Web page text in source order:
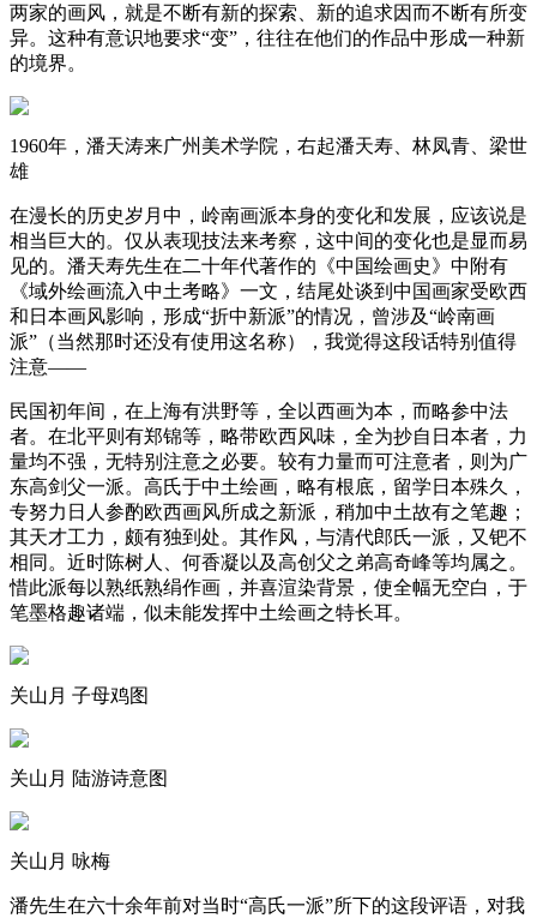
两家的画风，就是不断有新的探索、新的追求因而不断有所变
异。这种有意识地要求“变”，往往在他们的作品中形成一种新
的境界。
1960年，潘天涛来广州美术学院，右起潘天寿、林凤青、梁世
雄
在漫长的历史岁月中，岭南画派本身的变化和发展，应该说是
相当巨大的。仅从表现技法来考察，这中间的变化也是显而易
见的。潘天寿先生在二十年代著作的《中国绘画史》中附有
《域外绘画流入中土考略》一文，结尾处谈到中国画家受欧西
和日本画风影响，形成“折中新派”的情况，曾涉及“岭南画
派”（当然那时还没有使用这名称），我觉得这段话特别值得
注意——
民国初年间，在上海有洪野等，全以西画为本，而略参中法
者。在北平则有郑锦等，略带欧西风味，全为抄自日本者，力
量均不强，无特别注意之必要。较有力量而可注意者，则为广
东高剑父一派。高氏于中土绘画，略有根底，留学日本殊久，
专努力日人参酌欧西画风所成之新派，稍加中土故有之笔趣；
其天才工力，颇有独到处。其作风，与清代郎氏一派，又钯不
相同。近时陈树人、何香凝以及高创父之弟高奇峰等均属之。
惜此派每以熟纸熟绢作画，并喜渲染背景，使全幅无空白，于
笔墨格趣诸端，似未能发挥中土绘画之特长耳。
关山月 子母鸡图
关山月 陆游诗意图
关山月 咏梅
潘先生在六十余年前对当时“高氏一派”所下的这段评语，对我